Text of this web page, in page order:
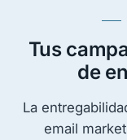
Tus
de
La
email